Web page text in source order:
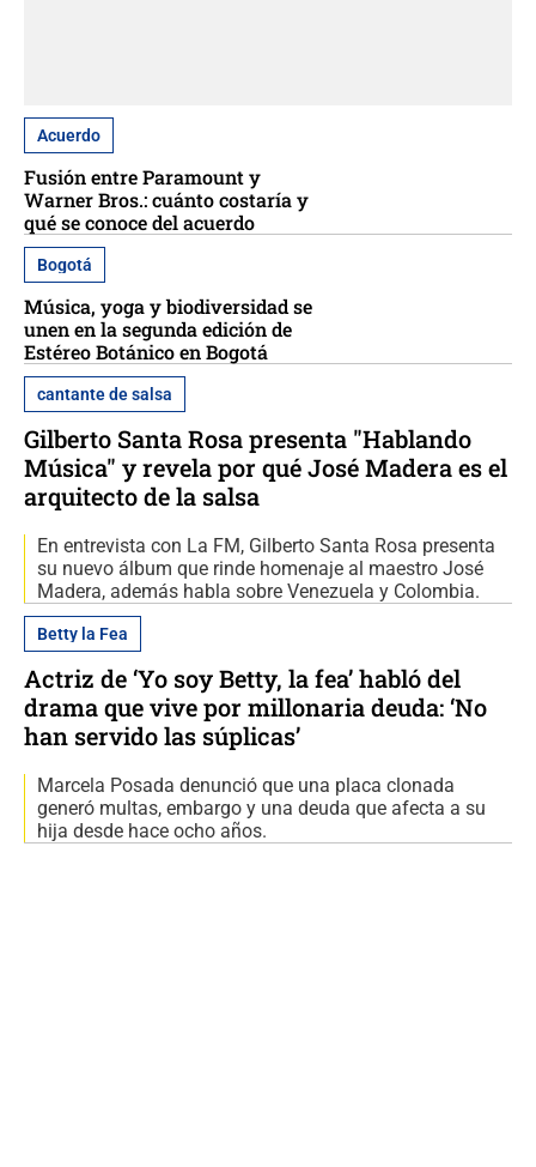
Acuerdo
Fusión entre Paramount y
Warner Bros.: cuánto costaría y
qué se conoce del acuerdo
Bogotá
Música, yoga y biodiversidad se
unen en la segunda edición de
Estéreo Botánico en Bogotá
cantante de salsa
Gilberto Santa Rosa presenta "Hablando
Música" y revela por qué José Madera es el
arquitecto de la salsa
En entrevista con La FM, Gilberto Santa Rosa presenta
su nuevo álbum que rinde homenaje al maestro José
Madera, además habla sobre Venezuela y Colombia.
Betty la Fea
Actriz de ‘Yo soy Betty, la fea’ habló del
drama que vive por millonaria deuda: ‘No
han servido las súplicas’
Marcela Posada denunció que una placa clonada
generó multas, embargo y una deuda que afecta a su
hija desde hace ocho años.